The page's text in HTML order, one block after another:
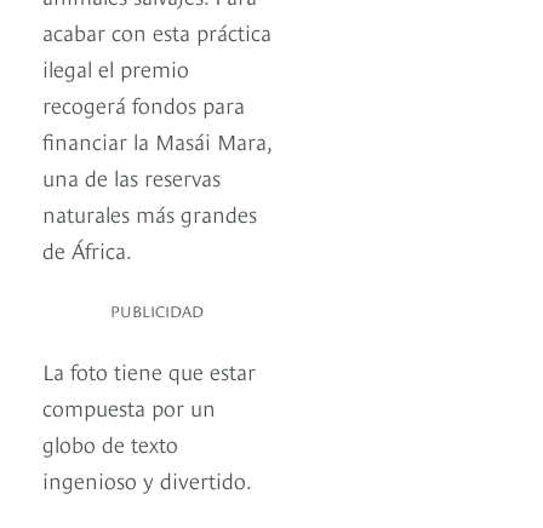
acabar con esta práctica
ilegal el premio
recogerá fondos para
financiar la Masái Mara,
una de las reservas
naturales más grandes
de África.
PUBLICIDAD
La foto tiene que estar
compuesta por un
globo de texto
ingenioso y divertido.